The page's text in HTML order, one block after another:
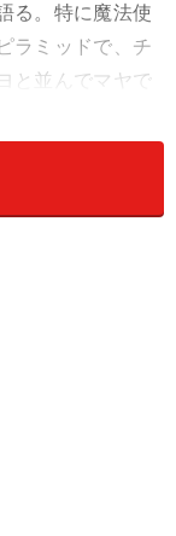
る。特に魔法使
ラミッドで、チ
と並んでマヤで
キシコの世界遺